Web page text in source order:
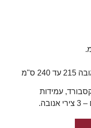
פלקסבורד, עמידות